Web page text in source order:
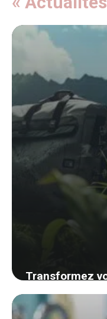
Transformez
découvrez
charbon pour